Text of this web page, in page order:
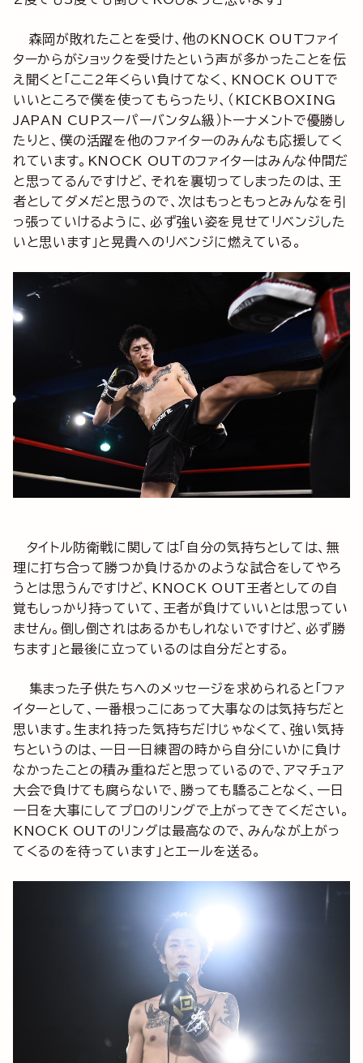
森岡が敗れたことを受け、他のKNOCK OUTファイ
ターからがショックを受けたという声が多かったことを伝
え聞くと「ここ2年くらい負けてなく、KNOCK OUTで
いいところで僕を使ってもらったり、（KICKBOXING
JAPAN CUPスーパーバンタム級）トーナメントで優勝し
たりと、僕の活躍を他のファイターのみんなも応援してく
れています。KNOCK OUTのファイターはみんな仲間だ
と思ってるんですけど、それを裏切ってしまったのは、王
者としてダメだと思うので、次はもっともっとみんなを引
っ張っていけるように、必ず強い姿を見せてリベンジした
いと思います」と晃貴へのリベンジに燃えている。
タイトル防衛戦に関しては「自分の気持ちとしては、無
理に打ち合って勝つか負けるかのような試合をしてやろ
うとは思うんですけど、KNOCK OUT王者としての自
覚もしっかり持っていて、王者が負けていいとは思ってい
ません。倒し倒されはあるかもしれないですけど、必ず勝
ちます」と最後に立っているのは自分だとする。
集まった子供たちへのメッセージを求められると「ファ
イターとして、一番根っこにあって大事なのは気持ちだと
思います。生まれ持った気持ちだけじゃなくて、強い気持
ちというのは、一日一日練習の時から自分にいかに負け
なかったことの積み重ねだと思っているので、アマチュア
大会で負けても腐らないで、勝っても驕ることなく、一日
一日を大事にしてプロのリングで上がってきてください。
KNOCK OUTのリングは最高なので、みんなが上がっ
てくるのを待っています」とエールを送る。